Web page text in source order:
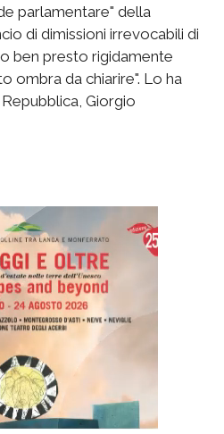
parlamentare" della
di dimissioni irrevocabili di
ben presto rigidamente
ombra da chiarire". Lo ha
Giorgio